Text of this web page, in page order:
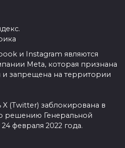
и Instagram являются
Meta, которая признана
и запрещена на территории
X (Twitter) заблокирована в
решению Генеральной
февраля 2022 года.